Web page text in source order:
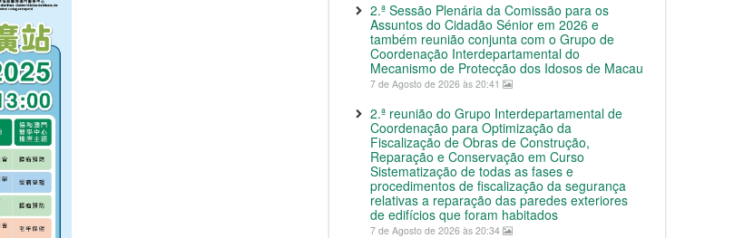
2.ª Sessão Plenária da Comissão para os
Assuntos do Cidadão Sénior em 2026 e
também reunião conjunta com o Grupo de
Coordenação Interdepartamental do
Mecanismo de Protecção dos Idosos de Macau
7 de Agosto de 2026 às 20:41
2.ª reunião do Grupo Interdepartamental de
Coordenação para Optimização da
Fiscalização de Obras de Construção,
Reparação e Conservação em Curso
Sistematização de todas as fases e
procedimentos de fiscalização da segurança
relativas a reparação das paredes exteriores
de edifícios que foram habitados
7 de Agosto de 2026 às 20:34